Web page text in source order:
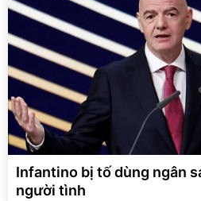
Infantino bị tố dùng ngân
người tình